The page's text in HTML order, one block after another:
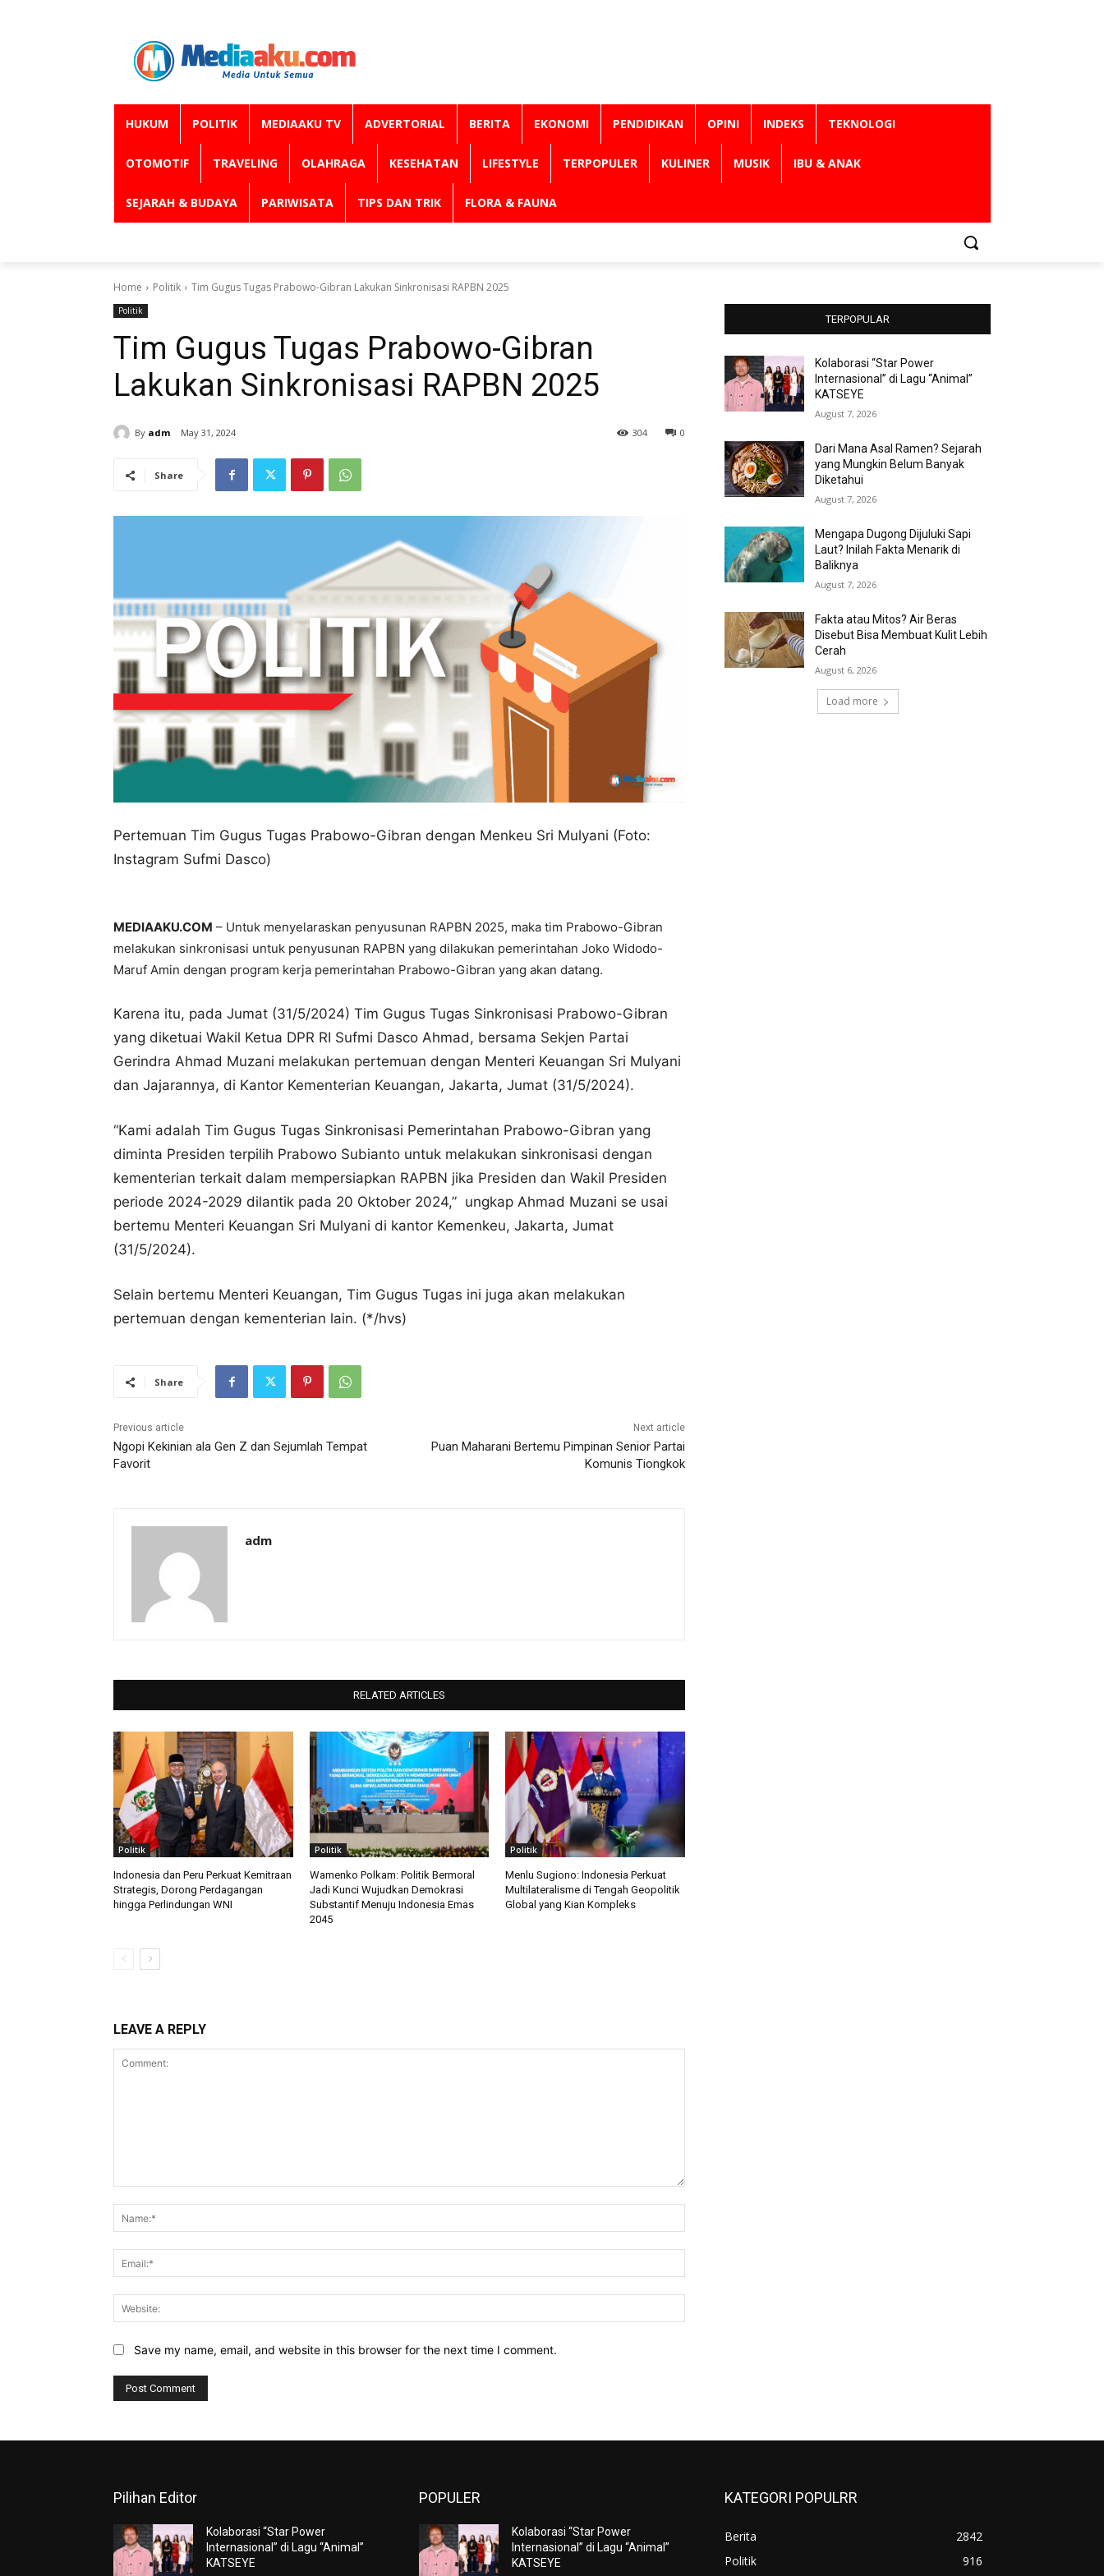
HUKUM POLITIK MEDIAAKU TV ADVERTORIAL BERITA EKONOMI PENDIDIKAN OPINI INDEKS TEKNOLOGI
OTOMOTIF TRAVELING OLAHRAGA KESEHATAN LIFESTYLE TERPOPULER KULINER MUSIK IBU & ANAK
SEJARAH & BUDAYA PARIWISATA TIPS DAN TRIK FLORA & FAUNA
Home Politik Tim Gugus Tugas Prabowo-Gibran Lakukan Sinkronisasi RAPBN 2025
Politik
Tim Gugus Tugas Prabowo-Gibran
Lakukan Sinkronisasi RAPBN 2025
By adm May 31, 2024 0
304
Share
Pertemuan Tim Gugus Tugas Prabowo-Gibran dengan Menkeu Sri Mulyani (Foto:
Instagram Sufmi Dasco)
MEDIAAKU.COM – Untuk menyelaraskan penyusunan RAPBN 2025, maka tim Prabowo-Gibran
melakukan sinkronisasi untuk penyusunan RAPBN yang dilakukan pemerintahan Joko Widodo-
Maruf Amin dengan program kerja pemerintahan Prabowo-Gibran yang akan datang.
Karena itu, pada Jumat (31/5/2024) Tim Gugus Tugas Sinkronisasi Prabowo-Gibran
yang diketuai Wakil Ketua DPR RI Sufmi Dasco Ahmad, bersama Sekjen Partai
Gerindra Ahmad Muzani melakukan pertemuan dengan Menteri Keuangan Sri Mulyani
dan Jajarannya, di Kantor Kementerian Keuangan, Jakarta, Jumat (31/5/2024).
“Kami adalah Tim Gugus Tugas Sinkronisasi Pemerintahan Prabowo-Gibran yang
diminta Presiden terpilih Prabowo Subianto untuk melakukan sinkronisasi dengan
kementerian terkait dalam mempersiapkan RAPBN jika Presiden dan Wakil Presiden
periode 2024-2029 dilantik pada 20 Oktober 2024,” ungkap Ahmad Muzani se usai
bertemu Menteri Keuangan Sri Mulyani di kantor Kemenkeu, Jakarta, Jumat
(31/5/2024).
Selain bertemu Menteri Keuangan, Tim Gugus Tugas ini juga akan melakukan
pertemuan dengan kementerian lain. (*/hvs)
Share
Previous article
Ngopi Kekinian ala Gen Z dan Sejumlah Tempat
Favorit
Next article
Puan Maharani Bertemu Pimpinan Senior Partai
Komunis Tiongkok
adm
RELATED ARTICLES
Politik
Indonesia dan Peru Perkuat Kemitraan
Strategis, Dorong Perdagangan
hingga Perlindungan WNI
Politik
Wamenko Polkam: Politik Bermoral
Jadi Kunci Wujudkan Demokrasi
Substantif Menuju Indonesia Emas
2045
Politik
Menlu Sugiono: Indonesia Perkuat
Multilateralisme di Tengah Geopolitik
Global yang Kian Kompleks
LEAVE A REPLY
Save my name, email, and website in this browser for the next time I comment.
TERPOPULAR
Kolaborasi “Star Power
Internasional” di Lagu “Animal”
KATSEYE
August 7, 2026
Dari Mana Asal Ramen? Sejarah
yang Mungkin Belum Banyak
Diketahui
August 7, 2026
Mengapa Dugong Dijuluki Sapi
Laut? Inilah Fakta Menarik di
Baliknya
August 7, 2026
Fakta atau Mitos? Air Beras
Disebut Bisa Membuat Kulit Lebih
Cerah
August 6, 2026
Load more
Pilihan Editor
Kolaborasi “Star Power
Internasional” di Lagu “Animal”
KATSEYE
POPULER
Kolaborasi “Star Power
Internasional” di Lagu “Animal”
KATSEYE
KATEGORI POPULRR
Berita
2842
Politik
916